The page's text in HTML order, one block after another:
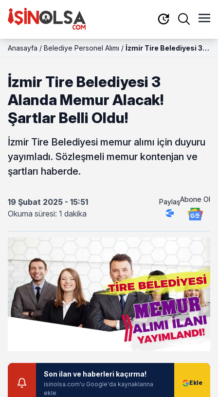
Anasayfa / Belediye Personel Alımı / İzmir Tire Belediyesi 3
İzmir Tire Belediyesi 3
Alanda Memur Alacak!
Şartlar Belli Oldu!
İzmir Tire Belediyesi memur alımı için duyuru
yayımladı. Sözleşmeli memur kontenjan ve
şartları haberde.
19 Şubat 2025 - 15:51
Okuma süresi: 1 dakika
PaylaşAbone Ol
Son ilan ve haberleri kaçırma!
isinolsa.com'u Google'da kaynaklarına
ekle